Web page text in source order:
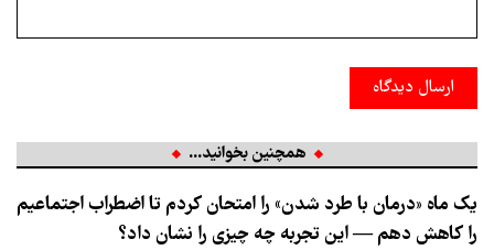
ارسال دیدگاه
همچنین بخوانید...
یک ماه «درمان با طرد شدن» را امتحان کردم تا اضطراب اجتماعیم
را کاهش دهم — این تجربه چه چیزی را نشان داد؟